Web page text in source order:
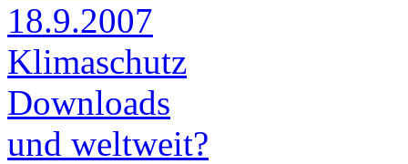
18.9.2007
Klimaschutz
Downloads
und weltweit?